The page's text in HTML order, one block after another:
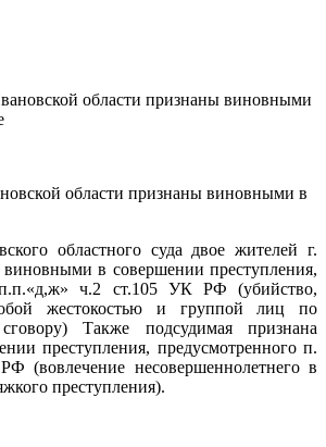
области признаны виновными в
областного суда двое жителей г.
в совершении преступления,
п.п.«д,ж» ч.2 ст.105 УК РФ (убийство,
жестокостью и группой лиц по
сговору) Также подсудимая признана
преступления, предусмотренного п.
(вовлечение несовершеннолетнего в
преступления).